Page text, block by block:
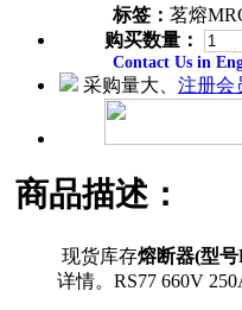
标签： 茗熔
购买数量：
Contact Us in
采购量大、 注册会
商品描述：
现货库存熔断器(型号
详情。RS77 660V